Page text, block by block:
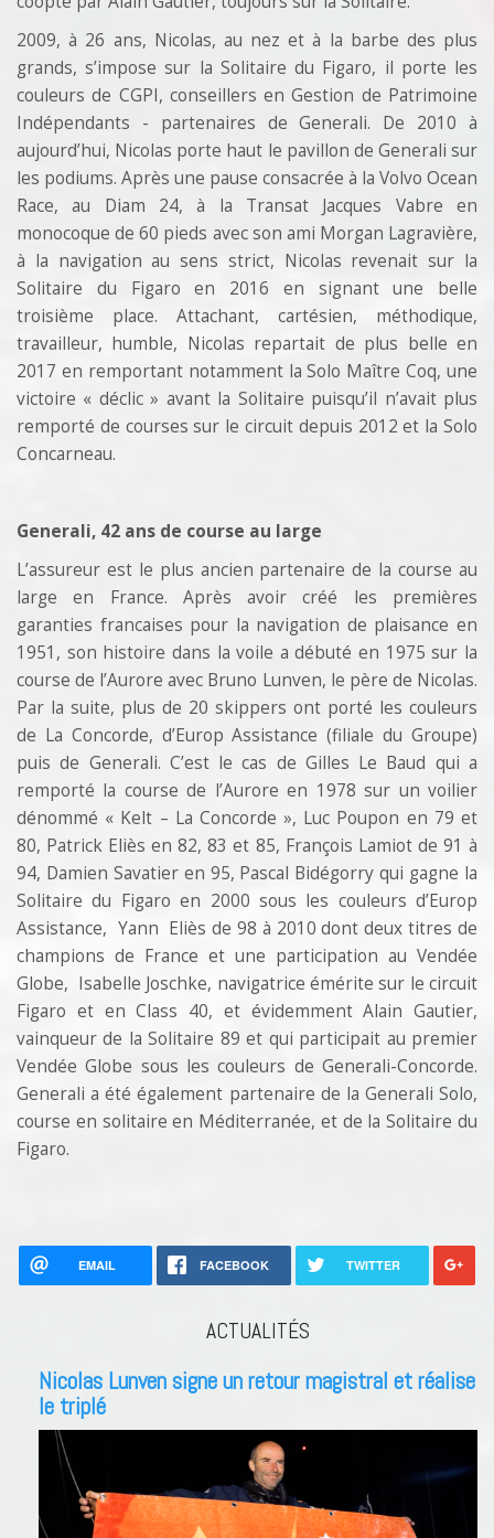
2009, à 26 ans, Nicolas, au nez et à la barbe des plus
grands, s’impose sur la Solitaire du Figaro, il porte les
couleurs de CGPI, conseillers en Gestion de Patrimoine
Indépendants - partenaires de Generali. De 2010 à
aujourd’hui, Nicolas porte haut le pavillon de Generali sur
les podiums. Après une pause consacrée à la Volvo Ocean
Race, au Diam 24, à la Transat Jacques Vabre en
monocoque de 60 pieds avec son ami Morgan Lagravière,
à la navigation au sens strict, Nicolas revenait sur la
Solitaire du Figaro en 2016 en signant une belle
troisième place. Attachant, cartésien, méthodique,
travailleur, humble, Nicolas repartait de plus belle en
2017 en remportant notamment la Solo Maître Coq, une
victoire « déclic » avant la Solitaire puisqu’il n’avait plus
remporté de courses sur le circuit depuis 2012 et la Solo
Concarneau.
Generali, 42 ans de course au large
L’assureur est le plus ancien partenaire de la course au
large en France. Après avoir créé les premières
garanties francaises pour la navigation de plaisance en
1951, son histoire dans la voile a débuté en 1975 sur la
course de l’Aurore avec Bruno Lunven, le père de Nicolas.
Par la suite, plus de 20 skippers ont porté les couleurs
de La Concorde, d’Europ Assistance (filiale du Groupe)
puis de Generali. C’est le cas de Gilles Le Baud qui a
remporté la course de l’Aurore en 1978 sur un voilier
dénommé « Kelt – La Concorde », Luc Poupon en 79 et
80, Patrick Eliès en 82, 83 et 85, François Lamiot de 91 à
94, Damien Savatier en 95, Pascal Bidégorry qui gagne la
Solitaire du Figaro en 2000 sous les couleurs d’Europ
Assistance, Yann Eliès de 98 à 2010 dont deux titres de
champions de France et une participation au Vendée
Globe, Isabelle Joschke, navigatrice émérite sur le circuit
Figaro et en Class 40, et évidemment Alain Gautier,
vainqueur de la Solitaire 89 et qui participait au premier
Vendée Globe sous les couleurs de Generali-Concorde.
Generali a été également partenaire de la Generali Solo,
course en solitaire en Méditerranée, et de la Solitaire du
Figaro.
EMAIL FACEBOOK TWITTER
ACTUALITÉS
Nicolas Lunven signe un retour magistral et réalise
le triplé